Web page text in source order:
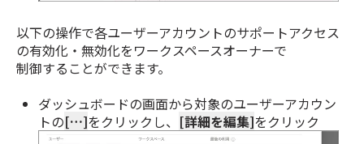
以下の操作で各ユーザーアカウントのサポートアクセス
の有効化・無効化をワークスペースオーナーで
制御することができます。
ダッシュボードの画面から対象のユーザーアカウン
トの[…]をクリックし、 [詳細を編集]をクリック